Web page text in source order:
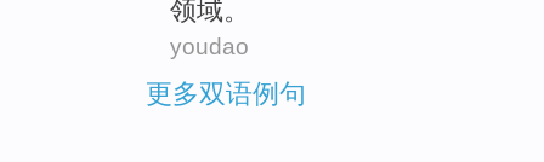
领域。
youdao
更多双语例句